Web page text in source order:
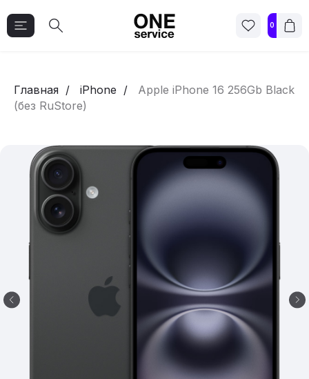
0
Главная iPhone
Apple iPhone 16 256Gb Black
(без RuStore)